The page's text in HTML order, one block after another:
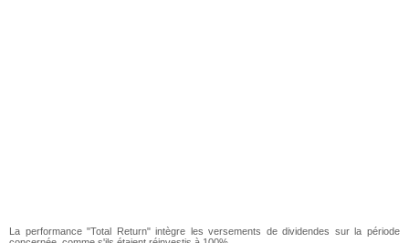
La performance "Total Return" intègre les versements de dividendes sur la période